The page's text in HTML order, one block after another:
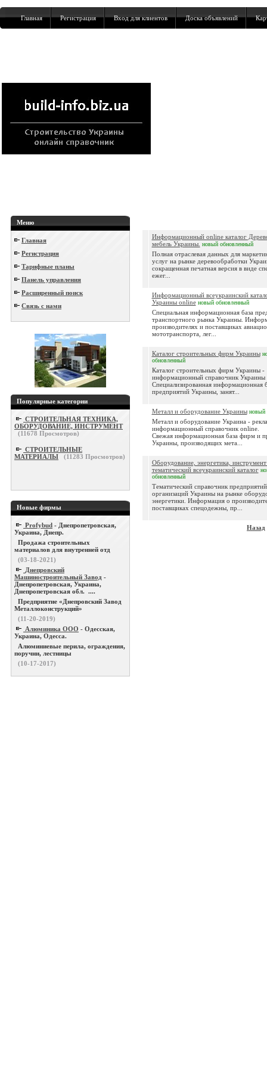
Главная Регистрация Вход для клиентов Доска объявлений
Меню
Главная
Регистрация
Тарифные планы
Панель управления
Расширенный поиск
Связь с нами
Популярные категории
СТРОИТЕЛЬНАЯ ТЕХНИКА,
ОБОРУДОВАНИЕ, ИНСТРУМЕНТ
(11678 Просмотров)
СТРОИТЕЛЬНЫЕ
МАТЕРИАЛЫ
(11283 Просмотров)
Новые фирмы
Profybud - Днепропетровская,
Украина, Днепр.
Продажа строительных
материалов для внутренней отд
(03-18-2021)
Днепровский
Машиностроительный Завод -
Днепропетровская, Украина,
Днепропетровская обл. ....
Предприятие «Днепровский Завод
Металлоконструкций»
(11-20-2019)
Алюминика ООО - Одесская,
Украина, Одесса.
Алюминиевые перила, ограждения,
поручни, лестницы
(10-17-2017)
Информационный online каталог
мебель Украины. новый обновленный
Полная отраслевая данных для
услуг на рынке деревообработки
сокращенная печатная версия в виде
ежег...
Информационный всеукраинский
Украины online новый обновленный
Специальная информационная база
транспортного рынка Украины.
производителях и поставщиках
мототранспорта, лег...
Каталог строительных фирм Украины
обновленный
Каталог строительных фирм Украины -
информационный справочник Украины
Специализированная информационная
предприятий Украины, занят...
Металл и оборудование Украины новый
Металл и оборудование Украина -
информационный справочник online.
Свежая информационная база фирм и
Украины, производящих мета...
Оборудование, энергетика,
тематический всеукраинский каталог
обновленный
Тематический справочник
организаций Украины на рынке
энергетики. Информация о
поставщиках спецодежны, пр...
Назад